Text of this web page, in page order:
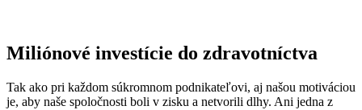
Miliónové investície do zdravotníctva
Tak ako pri každom súkromnom podnikateľovi, aj našou motiváciou
je, aby naše spoločnosti boli v zisku a netvorili dlhy. Ani jedna z